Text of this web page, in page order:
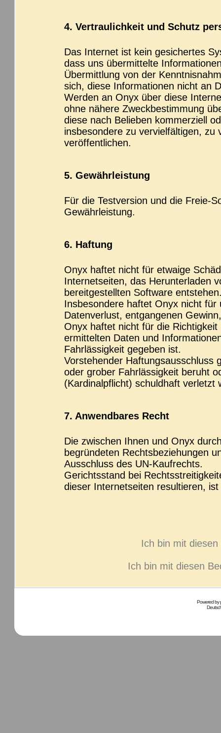
4. Vertraulichkeit und Schutz
Das Internet ist kein gesichertes
dass uns übermittelte
Übermittlung von der
sich, diese Informationen nicht an
Werden an Onyx über diese
ohne nähere Zweckbestimmung
diese nach Belieben kommerziell
insbesondere zu vervielfältigen,
veröffentlichen.
5. Gewährleistung
Für die Testversion und die Freie-
Gewährleistung.
6. Haftung
Onyx haftet nicht für etwaige
Internetseiten, das Herunterladen
bereitgestellten Software
Insbesondere haftet Onyx nicht
Datenverlust, entgangenen
Onyx haftet nicht für die
ermittelten Daten und
Fahrlässigkeit gegeben ist.
Vorstehender Haftungsausschluss
oder grober Fahrlässigkeit beruht
(Kardinalpflicht) schuldhaft verletzt
7. Anwendbares Recht
Die zwischen Ihnen und Onyx
begründeten Rechtsbeziehungen
Ausschluss des UN-Kaufrechts.
Gerichtsstand bei
dieser Internetseiten resultieren,
Ich bin mit
Ich bin mit diesen
Powered by